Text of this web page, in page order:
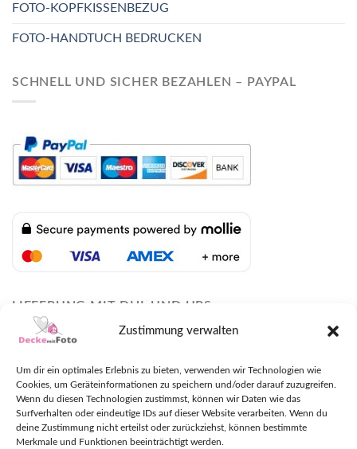
Zustimmung verwalten
Um dir ein optimales Erlebnis zu bieten, verwenden wir Technologien wie
Cookies, um Geräteinformationen zu speichern und/oder darauf zuzugreifen.
Wenn du diesen Technologien zustimmst, können wir Daten wie das
Surfverhalten oder eindeutige IDs auf dieser Website verarbeiten. Wenn du
deine Zustimmung nicht erteilst oder zurückziehst, können bestimmte
Merkmale und Funktionen beeinträchtigt werden.
FOTO-KOPFKISSENBEZUG
FOTO-HANDTUCH BEDRUCKEN
SCHNELL UND SICHER BEZAHLEN – PAYPAL
LIEFERUNG MIT DHL UND UPS